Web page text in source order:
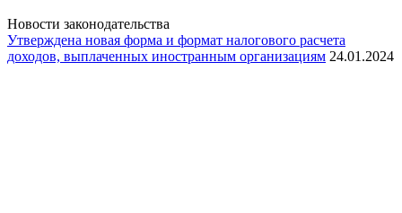
Новости законодательства
Утверждена новая форма и формат налогового расчета
доходов, выплаченных иностранным организациям 24.01.2024